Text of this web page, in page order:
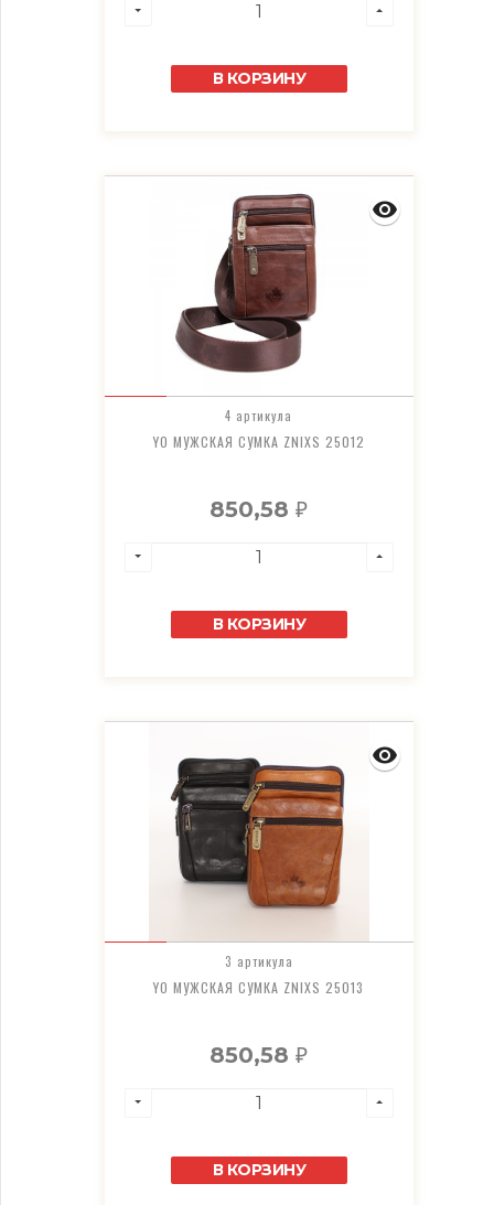
В КОРЗИНУ
4 артикула
YO МУЖСКАЯ СУМКА ZNIXS 25012
850,58₽
В КОРЗИНУ
3 артикула
YO МУЖСКАЯ СУМКА ZNIXS 25013
850,58₽
В КОРЗИНУ